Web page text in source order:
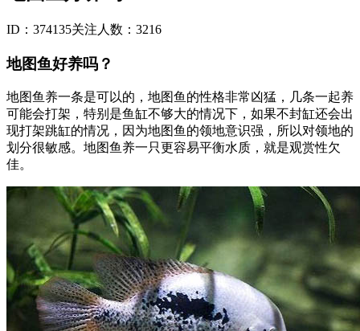
ID：374135关注人数：3216
地图鱼好养吗？
地图鱼养一条是可以的，地图鱼的性格非常凶猛，几条一起养
可能会打架，特别是鱼缸不够大的情况下，如果不封缸还会出
现打架跳缸的情况，因为地图鱼的领地意识强，所以对领地的
划分很敏感。地图鱼养一只更容易平衡水质，就是观赏性欠
佳。